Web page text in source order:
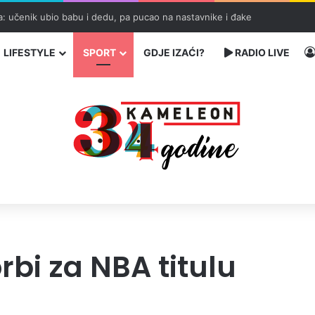
traumama i trijumfu života
LIFESTYLE SPORT GDJE IZAĆI? RADIO LIVE
za NBA titulu